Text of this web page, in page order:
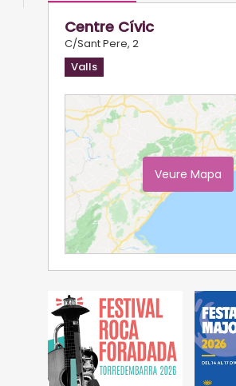
Centre Cívic
C/Sant Pere, 2
Valls
Veure Mapa